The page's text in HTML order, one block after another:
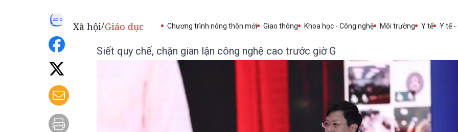
Xã hội/Giáo dục Chương trình nông thôn mới Giao thông Khoa học - Công nghệ Môi trường Y tế Y tế -
Siết quy chế, chặn gian lận công nghệ cao trước giờ G